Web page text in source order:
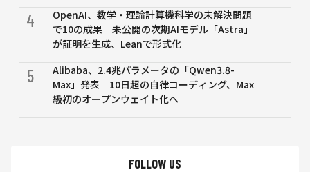
4
OpenAI、数学・理論計算機科学の未解決問題
で10の成果 未公開の次期AIモデル「Astra」
が証明を生成、Leanで形式化
5
Alibaba、2.4兆パラメータの「Qwen3.8-
Max」発表 10日超の自律コーディング、Max
級初のオープンウェイト化へ
FOLLOW US